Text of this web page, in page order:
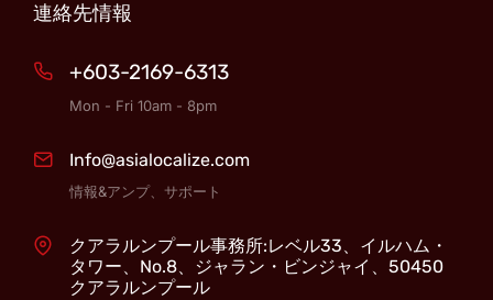
連絡先情報
+603-2169-6313
Mon - Fri 10am - 8pm
Info@asialocalize.com
情報&アンプ、サポート
クアラルンプール事務所:レベル33、イルハム・
タワー、No.8、ジャラン・ビンジャイ、50450
クアラルンプール